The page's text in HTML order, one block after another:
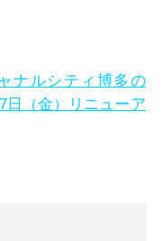
ナルシティ博多の
日（金）リニューア